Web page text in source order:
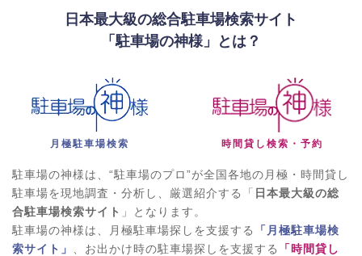
日本最大級の総合駐車場検索サイト
「駐車場の神様」とは？
月極駐車場検索 時間貸し検索・予約
駐車場の神様は、“駐車場のプロ”が全国各地の月極・時間貸し
駐車場を現地調査・分析し、厳選紹介する「 日本最大級の総
合駐車場検索サイト 」となります。
駐車場の神様は、月極駐車場探しを支援する
「月極駐車場検
索サイト」
、お出かけ時の駐車場探しを支援する
「時間貸し